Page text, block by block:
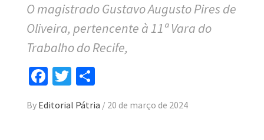
O magistrado Gustavo Augusto Pires de
Oliveira, pertencente à 11ª Vara do
Trabalho do Recife,
Facebook
Twitter
By Editorial Pátria / 20 de março de 2024